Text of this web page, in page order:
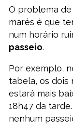
O problema
marés é que
num horário
passeio.
Por exemplo,
tabela, os dois
estará mais
18h47 da
nenhum